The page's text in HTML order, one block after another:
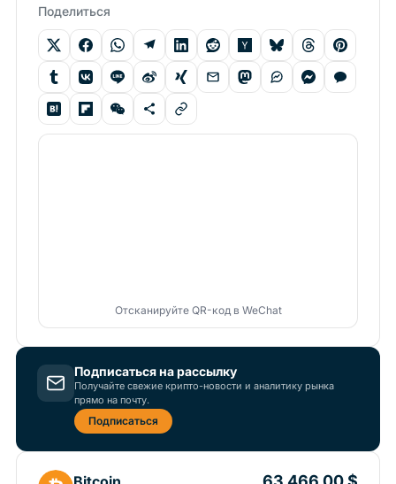
Поделиться
Отсканируйте QR-код в WeChat
Подписаться на рассылку
Получайте свежие крипто-новости и аналитику рынка
прямо на почту.
Подписаться